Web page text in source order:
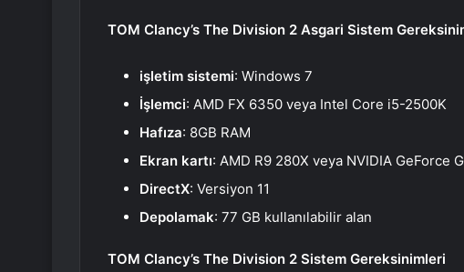
TOM Clancy’s The Division 2 Asgari Sistem
işletim sistemi: Windows 7
İşlemci: AMD FX 6350 veya Intel Core i5-2500K
Hafıza: 8GB RAM
Ekran kartı: AMD R9 280X veya NVIDIA GeForce
DirectX: Versiyon 11
Depolamak: 77 GB kullanılabilir alan
TOM Clancy’s The Division 2 Sistem Gereksinimleri